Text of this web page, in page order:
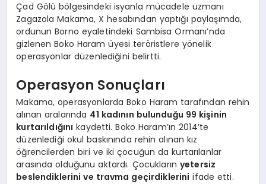
Çad Gölü bölgesindeki isyanla mücadele uzmanı
Zagazola Makama, X hesabından yaptığı paylaşımda,
ordunun Borno eyaletindeki Sambisa Ormanı’nda
gizlenen Boko Haram üyesi teröristlere yönelik
operasyonlar düzenlediğini belirtti.
Operasyon Sonuçları
Makama, operasyonlarda Boko Haram tarafından rehin
alınan aralarında 41 kadının bulunduğu 99 kişinin
kurtarıldığını kaydetti. Boko Haram’ın 2014’te
düzenlediği okul baskınında rehin alınan kız
öğrencilerden biri ve iki çocuğun da kurtarılanlar
arasında olduğunu aktardı. Çocukların yetersiz
beslendiklerini ve travma geçirdiklerini ifade etti.